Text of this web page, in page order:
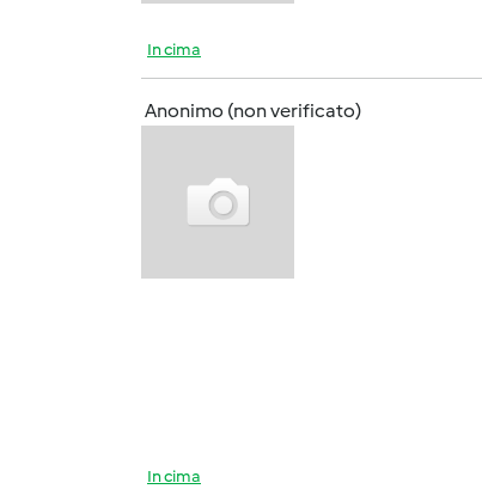
In cima
Anonimo (non verificato)
In cima